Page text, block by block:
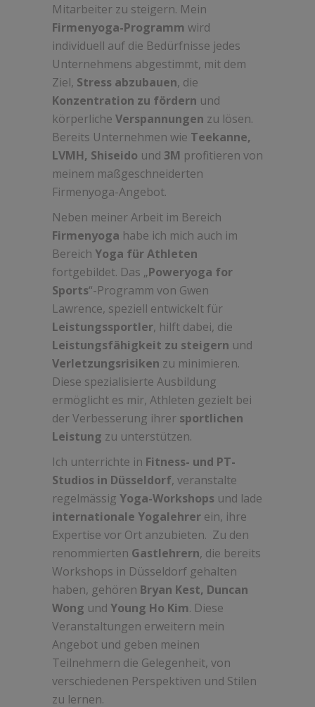
Mitarbeiter zu steigern. Mein
Firmenyoga-Programm wird
individuell auf die Bedürfnisse jedes
Unternehmens abgestimmt, mit dem
Ziel, Stress abzubauen, die
Konzentration zu fördern und
körperliche Verspannungen zu lösen.
Bereits Unternehmen wie Teekanne,
LVMH, Shiseido und 3M profitieren von
meinem maßgeschneiderten
Firmenyoga-Angebot.
Neben meiner Arbeit im Bereich
Firmenyoga habe ich mich auch im
Bereich Yoga für Athleten
fortgebildet. Das „Poweryoga for
Sports“-Programm von Gwen
Lawrence, speziell entwickelt für
Leistungssportler, hilft dabei, die
Leistungsfähigkeit zu steigern und
Verletzungsrisiken zu minimieren.
Diese spezialisierte Ausbildung
ermöglicht es mir, Athleten gezielt bei
der Verbesserung ihrer sportlichen
Leistung zu unterstützen.
Ich unterrichte in Fitness- und PT-
Studios in Düsseldorf, veranstalte
regelmässig Yoga-Workshops und lade
internationale Yogalehrer ein, ihre
Expertise vor Ort anzubieten. Zu den
renommierten Gastlehrern, die bereits
Workshops in Düsseldorf gehalten
haben, gehören Bryan Kest, Duncan
Wong und Young Ho Kim. Diese
Veranstaltungen erweitern mein
Angebot und geben meinen
Teilnehmern die Gelegenheit, von
verschiedenen Perspektiven und Stilen
zu lernen.